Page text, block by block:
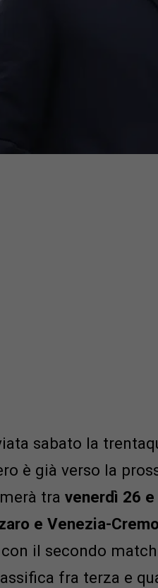
sabato la
è già verso la
tra venerdì 26
e Venezia-
il secondo
fra terza e